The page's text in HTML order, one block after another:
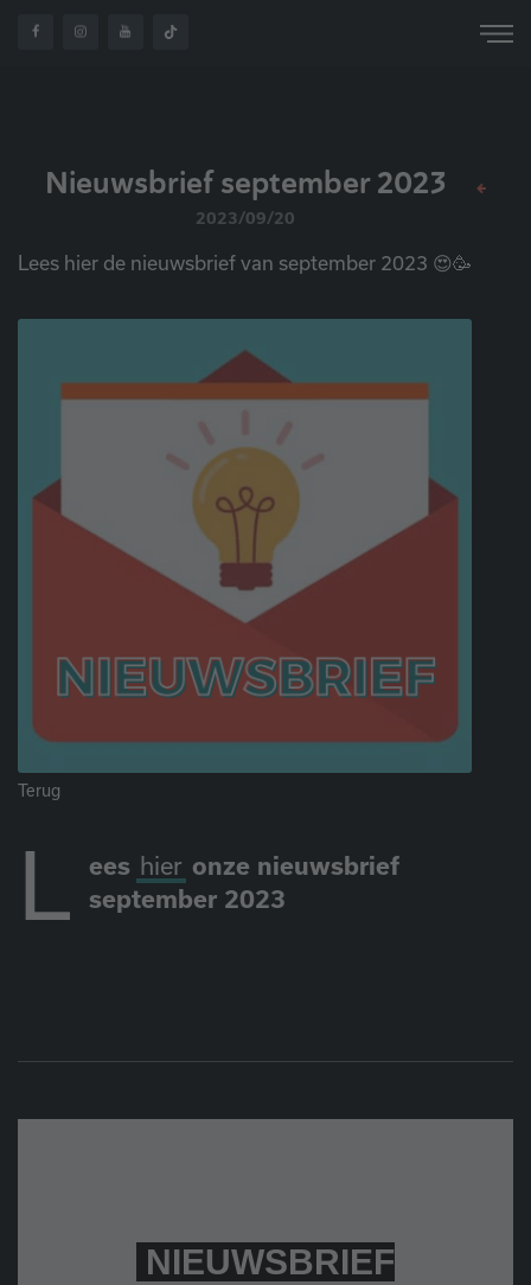
HOME OVER
Nieuwsbrief september 2023
2023/09/20
Lees hier de nieuwsbrief van september 2023 😍🥳
Terug
L ees hier onze nieuwsbrief
september 2023
NIEUWSBRIEF